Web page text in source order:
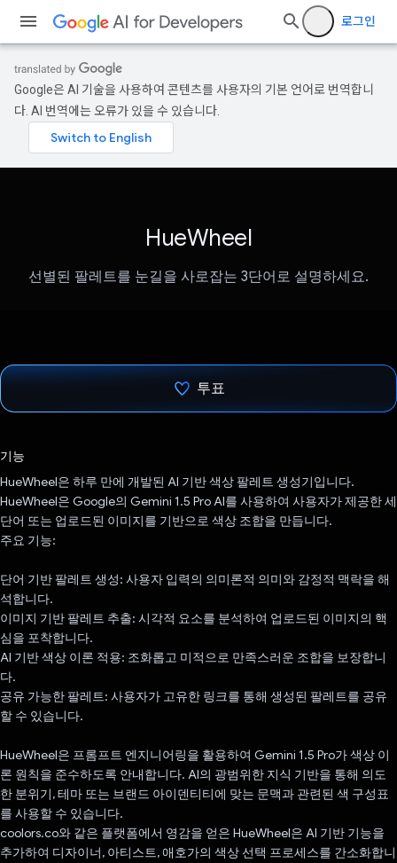
로그인
Google은 AI 기술을 사용하여 콘텐츠를 사용자의 기본 언어로 번역합니
다. AI 번역에는 오류가 있을 수 있습니다.
HueWheel
선별된 팔레트를 눈길을 사로잡는 3단어로 설명하세요.
투표
기능
HueWheel은 하루 만에 개발된 AI 기반 색상 팔레트 생성기입니다.
HueWheel은 Google의 Gemini 1.5 Pro AI를 사용하여 사용자가 제공한 세
단어 또는 업로드된 이미지를 기반으로 색상 조합을 만듭니다.
주요 기능:
단어 기반 팔레트 생성: 사용자 입력의 의미론적 의미와 감정적 맥락을 해
석합니다.
이미지 기반 팔레트 추출: 시각적 요소를 분석하여 업로드된 이미지의 핵
심을 포착합니다.
AI 기반 색상 이론 적용: 조화롭고 미적으로 만족스러운 조합을 보장합니
다.
공유 가능한 팔레트: 사용자가 고유한 링크를 통해 생성된 팔레트를 공유
할 수 있습니다.
HueWheel은 프롬프트 엔지니어링을 활용하여 Gemini 1.5 Pro가 색상 이
론 원칙을 준수하도록 안내합니다. AI의 광범위한 지식 기반을 통해 의도
한 분위기, 테마 또는 브랜드 아이덴티티에 맞는 문맥과 관련된 색 구성표
를 사용할 수 있습니다.
coolors.co와 같은 플랫폼에서 영감을 얻은 HueWheel은 AI 기반 기능을
추가하여 디자이너, 아티스트, 애호가의 색상 선택 프로세스를 간소화합니